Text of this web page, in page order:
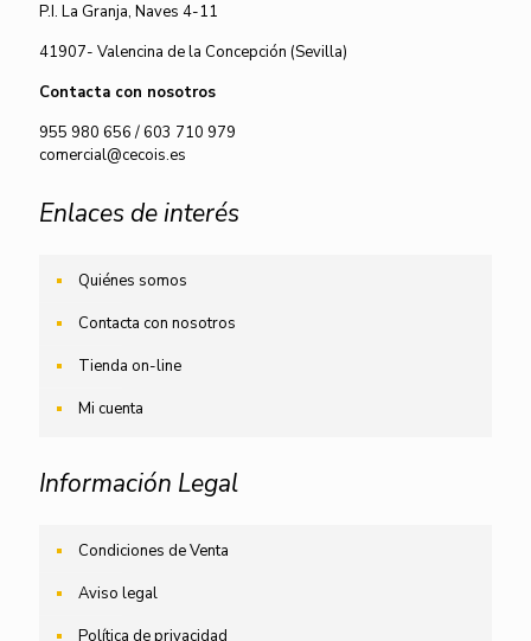
P.I. La Granja, Naves 4-11
41907- Valencina de la Concepción (Sevilla)
Contacta con nosotros
955 980 656/603 710 979
comercial@cecois.es
Enlaces de interés
Quiénes somos
Contacta con nosotros
Tienda on-line
Mi cuenta
Información Legal
Condiciones de Venta
Aviso legal
Política de privacidad